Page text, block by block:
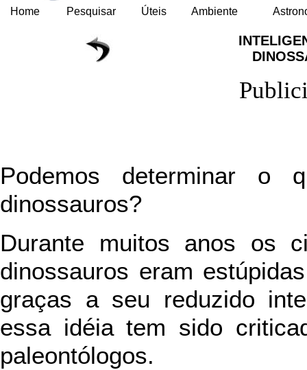
Home Pesquisar Úteis Ambiente
Podemos determinar o
dinossauros?
Durante muitos anos os
dinossauros eram
graças a seu reduzido
essa idéia tem sido
paleontólogos.